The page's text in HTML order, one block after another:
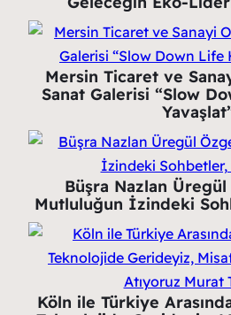
Mersin Ticaret ve
Sanat Galerisi “Slow
Büşra Nazlan
Mutluluğun İzindeki
Köln ile Türkiye